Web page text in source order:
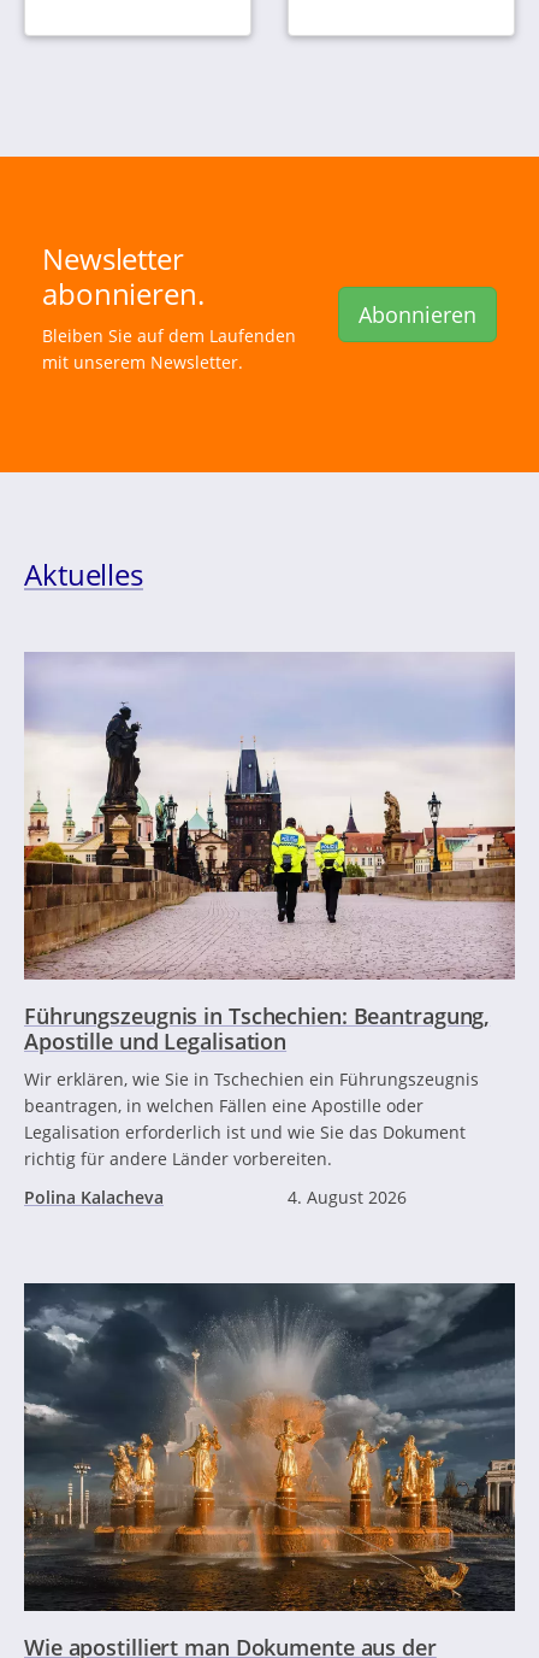
Newsletter
abonnieren.
Bleiben Sie auf dem Laufenden
mit unserem Newsletter.
Abonnieren
Aktuelles
Führungszeugnis in Tschechien: Beantragung,
Apostille und Legalisation
Wir erklären, wie Sie in Tschechien ein Führungszeugnis
beantragen, in welchen Fällen eine Apostille oder
Legalisation erforderlich ist und wie Sie das Dokument
richtig für andere Länder vorbereiten.
Polina Kalacheva
4. August 2026
Wie apostilliert man Dokumente aus der